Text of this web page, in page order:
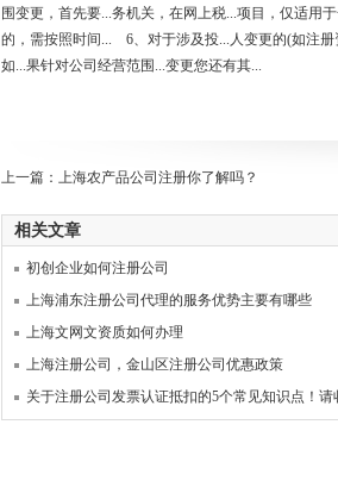
围变更，首先要...务机关，在网上税...项目，仅适用
的，需按照时间... 6、对于涉及投...人变更的(如注册
如...果针对公司经营范围...变更您还有其...
上一篇： 上海农产品公司注册你了解吗？
相关文章
初创企业如何注册公司
上海浦东注册公司代理的服务优势主要有哪些
上海文网文资质如何办理
上海注册公司，金山区注册公司优惠政策
关于注册公司发票认证抵扣的5个常见知识点！请